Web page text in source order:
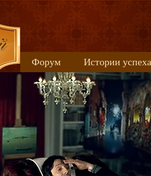
Форум Истории успеха
Книжные новинки